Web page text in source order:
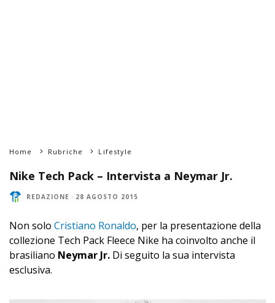
Home Rubriche Lifestyle
Nike Tech Pack – Intervista a Neymar Jr.
REDAZIONE · 28 AGOSTO 2015
Non solo Cristiano Ronaldo, per la presentazione della
collezione Tech Pack Fleece Nike ha coinvolto anche il
brasiliano Neymar Jr. Di seguito la sua intervista
esclusiva.